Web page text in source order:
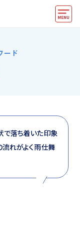
ード
で落ち着いた印象
流れがよく雨仕舞